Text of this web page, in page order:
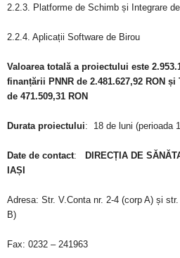
2.2.3. Platforme de Schimb și Integrare
2.2.4. Aplicații Software de Birou
Valoarea totală a proiectului este
finanțării PNNR de 2.481.627,92 RON și
de 471.509,31 RON
Durata proiectului: 18 de luni (perioada
Date de contact: DIRECȚIA DE
IAȘI
Adresa: Str. V.Conta nr. 2-4 (corp A) și
B)
Fax: 0232 – 241963